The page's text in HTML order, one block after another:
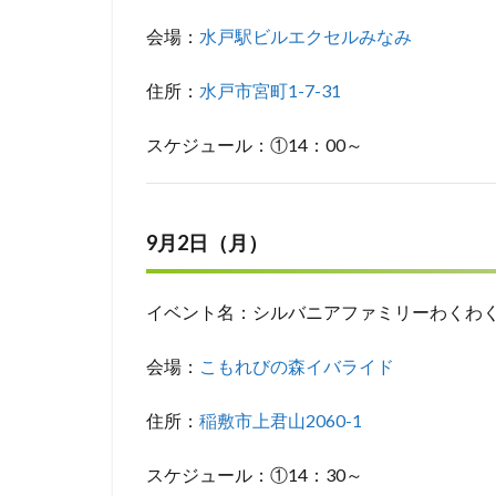
会場： 水戸駅ビルエクセルみなみ
住所： 水戸市宮町1-7-31
スケジュール：①14：00～
9月2日（月）
イベント名：シルバニアファミリーわくわ
会場： こもれびの森イバライド
住所： 稲敷市上君山2060-1
スケジュール：①14：30～